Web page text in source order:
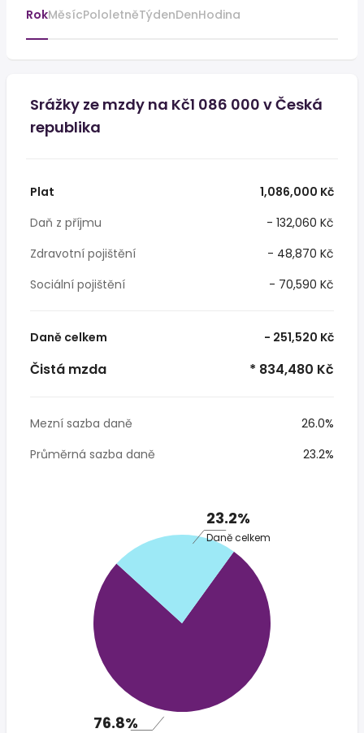
RokMěsícPololetněTýdenDenHodina
Srážky ze mzdy na Kč1 086 000 v Česká
republika
Plat
1,086,000 Kč
Daň z příjmu
- 132,060 Kč
Zdravotní pojištění
- 48,870 Kč
Sociální pojištění
- 70,590 Kč
Daně celkem - 251,520 Kč
Čistá mzda * 834,480 Kč
Mezní sazba daně
26.0%
Průměrná sazba daně
23.2%
23.2%
Daně celkem
76.8%